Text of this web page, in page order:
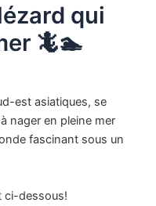
qui
🦎🏊
est asiatiques, se
nager en pleine mer
fascinant sous un
ci-dessous!